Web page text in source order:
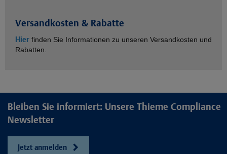
Versandkosten & Rabatte
Hier finden Sie Informationen zu unseren Versandkosten und
Rabatten.
Bleiben Sie informiert: Unsere Thieme Compliance
Newsletter
Jetzt anmelden